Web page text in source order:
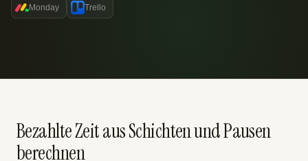
Monday Trello
Bezahlte Zeit aus Schichten und Pausen
berechnen